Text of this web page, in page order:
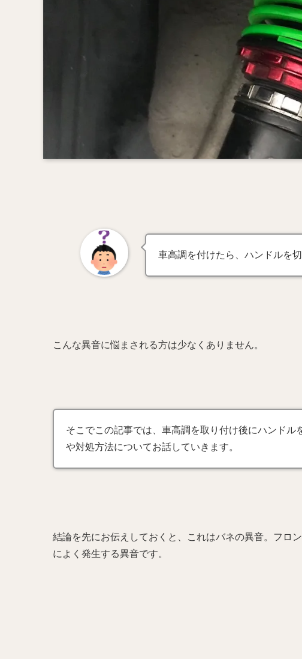
車高調を付けたら、ハンドルを
こんな異音に悩まされる方は少なくありません。
そこでこの記事では、車高調を取り付け後にハンドル
や対処方法についてお話していきます。
結論を先にお伝えしておくと、これはバネの異音。フロ
によく発生する異音です。